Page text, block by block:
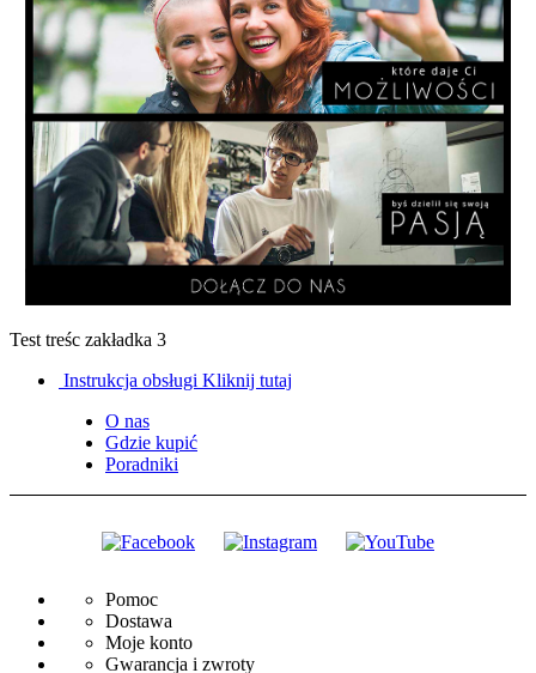
Test treśc zakładka 3
Instrukcja obsługi Kliknij tutaj
O nas
Gdzie kupić
Poradniki
Pomoc
Dostawa
Moje konto
Gwarancja i zwroty